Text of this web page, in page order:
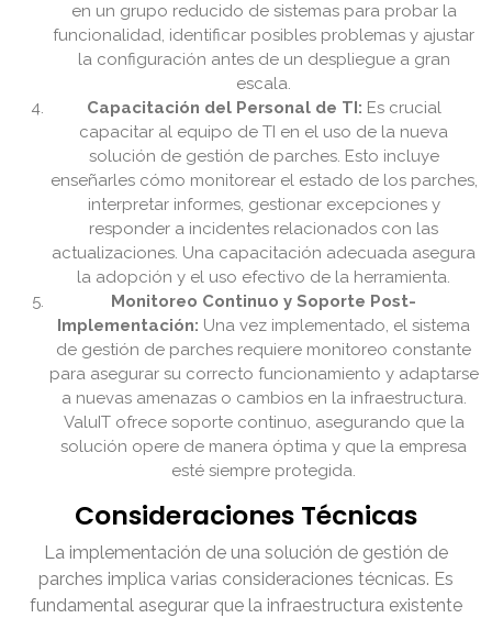
en un grupo reducido de sistemas para probar la
funcionalidad, identificar posibles problemas y ajustar
la configuración antes de un despliegue a gran
escala.
Capacitación del Personal de TI: Es crucial
capacitar al equipo de TI en el uso de la nueva
solución de gestión de parches. Esto incluye
enseñarles cómo monitorear el estado de los parches,
interpretar informes, gestionar excepciones y
responder a incidentes relacionados con las
actualizaciones. Una capacitación adecuada asegura
la adopción y el uso efectivo de la herramienta.
Monitoreo Continuo y Soporte Post-
Implementación: Una vez implementado, el sistema
de gestión de parches requiere monitoreo constante
para asegurar su correcto funcionamiento y adaptarse
a nuevas amenazas o cambios en la infraestructura.
ValuIT ofrece soporte continuo, asegurando que la
solución opere de manera óptima y que la empresa
esté siempre protegida.
Consideraciones Técnicas
La implementación de una solución de gestión de
parches implica varias consideraciones técnicas. Es
fundamental asegurar que la infraestructura existente